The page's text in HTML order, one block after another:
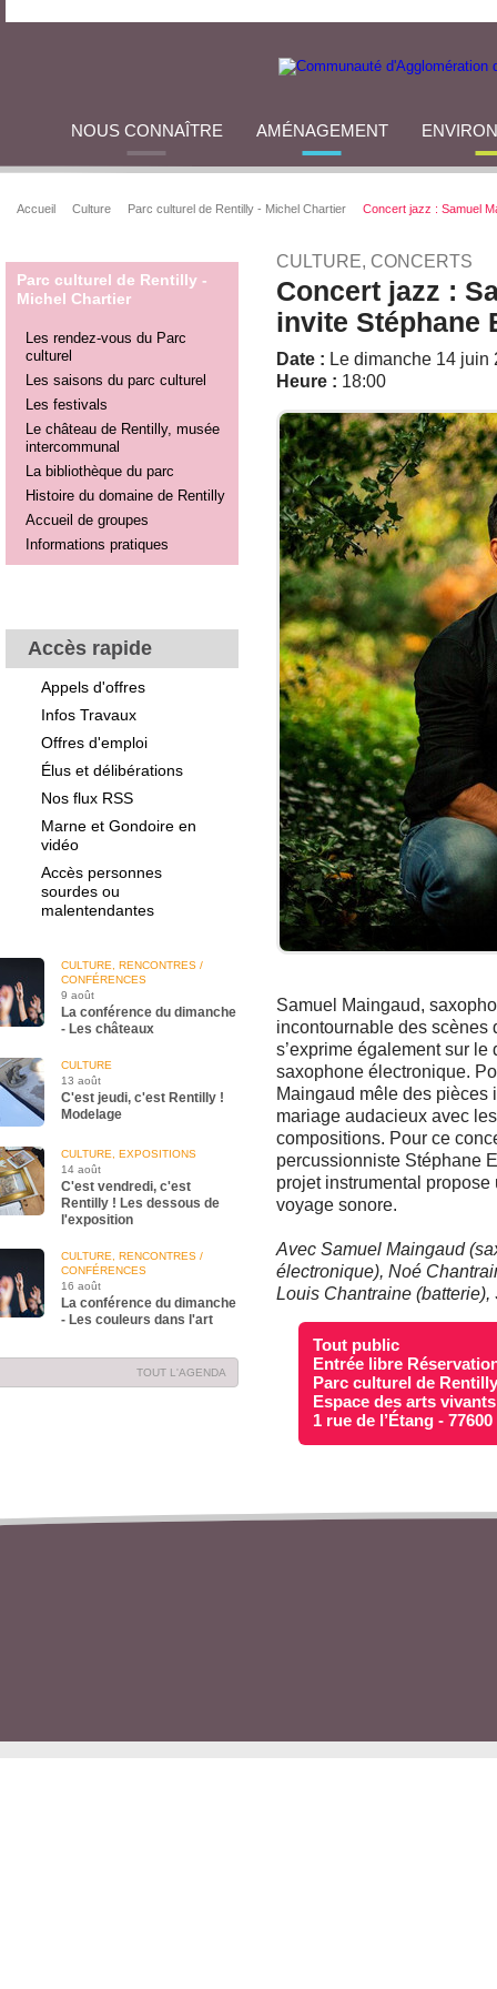
NOUS CONNAÎTRE AMÉNAGEMENT
Accueil Culture Parc culturel de Rentilly - Michel Chartier Concert jazz : Samuel
Parc culturel de Rentilly -
Michel Chartier
Les rendez-vous du Parc
culturel
Les saisons du parc culturel
Les festivals
Le château de Rentilly, musée
intercommunal
La bibliothèque du parc
Histoire du domaine de Rentilly
Accueil de groupes
Informations pratiques
Accès rapide
Appels d'offres
Infos Travaux
Offres d'emploi
Élus et délibérations
Nos flux RSS
Marne et Gondoire en
vidéo
Accès personnes
sourdes ou
malentendantes
CULTURE, RENCONTRES /
CONFÉRENCES
9 août
La conférence du dimanche
- Les châteaux
CULTURE
13 août
C'est jeudi, c'est Rentilly !
Modelage
CULTURE, EXPOSITIONS
14 août
C'est vendredi, c'est
Rentilly ! Les dessous de
l'exposition
CULTURE, RENCONTRES /
CONFÉRENCES
16 août
La conférence du dimanche
- Les couleurs dans l'art
TOUT L'AGENDA
CULTURE, CONCERTS
Concert jazz :
invite Stéphane
Date : Le dimanche 14 juin
Heure : 18:00
Samuel Maingaud,
incontournable des scènes
s’exprime également sur
saxophone électronique.
Maingaud mêle des pièces
mariage audacieux avec
compositions. Pour ce
percussionniste Stéphane
projet instrumental
voyage sonore.
Avec Samuel Maingaud
électronique), Noé
Louis Chantraine
Tout public
Entrée libre
Parc culturel de
Espace des arts vivants
1 rue de l’Étang -